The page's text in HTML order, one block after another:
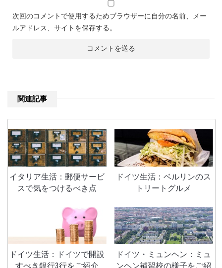
次回のコメントで使用するためブラウザーに自分の名前、メー
ルアドレス、サイトを保存する。
関連記事
イタリア生活：郵便サービ
スで気をつけるべき点
ドイツ生活：ベルリンのス
トリートグルメ
ドイツ生活：ドイツで開設
すべき銀行3行をご紹介
ドイツ・ミュンヘン：ミュ
ンヘン補習校の様子をご紹